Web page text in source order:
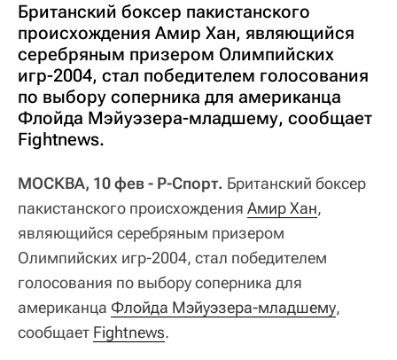
Британский боксер пакистанского
происхождения Амир Хан, являющийся
серебряным призером Олимпийских
игр-2004, стал победителем голосования
по выбору соперника для американца
Флойда Мэйуэзера-младшему, сообщает
Fightnews.
МОСКВА, 10 фев - Р-Спорт. Британский боксер
пакистанского происхождения Амир Хан,
являющийся серебряным призером
Олимпийских игр-2004, стал победителем
голосования по выбору соперника для
американца Флойда Мэйуэзера-младшему,
сообщает Fightnews.